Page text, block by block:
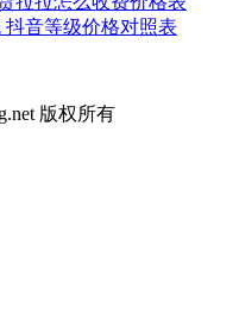
音等级价格对照表
版权所有